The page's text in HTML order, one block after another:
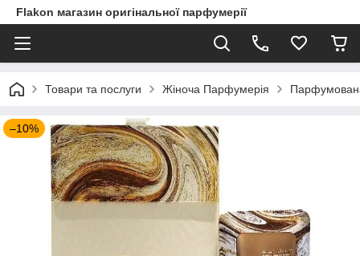
Flakon магазин оригінальної парфумерії
Товари та послуги Жіноча Парфумерія
–10%